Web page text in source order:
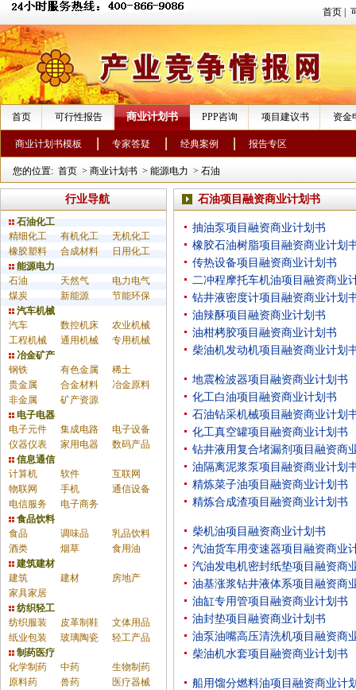
首页
首页 可行性报告 商业计划书 PPP咨询 项目建议书 资金
商业计划书模板 专家答疑 经典案例 报告专区
您的位置: 首页 > 商业计划书 > 能源电力 > 石油
行业导航
石油化工
精细化工
有机化工
无机化工
橡胶塑料
合成材料
日用化工
能源电力
石油
天然气
电力电气
煤炭
新能源
节能环保
汽车机械
汽车
数控机床
农业机械
工程机械
通用机械
专用机械
冶金矿产
钢铁
有色金属
稀土
贵金属
合金材料
冶金原料
非金属
矿产资源
电子电器
电子元件
集成电路
电子设备
仪器仪表
家用电器
数码产品
信息通信
计算机
软件
互联网
物联网
手机
通信设备
电信服务
电子商务
食品饮料
食品
调味品
乳品饮料
酒类
烟草
食用油
建筑建材
建筑
建材
房地产
家具家居
纺织轻工
纺织服装
皮革制鞋
文体用品
纸业包装
玻璃陶瓷
轻工产品
制药医疗
化学制药
中药
生物制药
原料药
兽药
医疗器械
石油项目融资商业计划书
抽油泵项目融资商业计划书
橡胶石油树脂项目融资商业计划
传热设备项目融资商业计划书
二冲程摩托车机油项目融资商业
钻井液密度计项目融资商业计划
油辣酥项目融资商业计划书
油柑栲胶项目融资商业计划书
柴油机发动机项目融资商业计划
地震检波器项目融资商业计划书
化工白油项目融资商业计划书
石油钻采机械项目融资商业计划
化工真空罐项目融资商业计划书
钻井液用复合堵漏剂项目融资商
油隔离泥浆泵项目融资商业计划
精炼菜子油项目融资商业计划书
精炼合成渣项目融资商业计划书
柴机油项目融资商业计划书
汽油货车用变速器项目融资商业
汽油发电机密封纸垫项目融资商
油基涨浆钻井液体系项目融资商
油缸专用管项目融资商业计划书
油封垫项目融资商业计划书
油泵油嘴高压清洗机项目融资商
柴油机水套项目融资商业计划书
船用馏分燃料油项目融资商业计